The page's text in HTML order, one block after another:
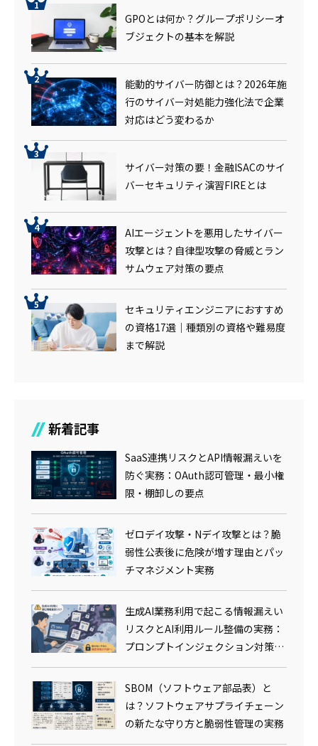
GPOとは何か？グループポリシーオ
ブジェクトの基本を解説
能動的サイバー防御とは？2026年施
行のサイバー対処能力強化法で企業
対応はどう変わるか
サイバー対策の要！金融ISACのサイ
バーセキュリティ演習FIREとは
AIエージェントを悪用したサイバー
攻撃とは？自律型攻撃の脅威とラン
サムウェア対策の要点
セキュリティエンジニアにおすすめ
の資格17選｜種類別の資格や難易度
まで解説
新着記事
SaaS連携リスクとAPI情報漏えいを
防ぐ実務：OAuth認可管理・最小権
限・棚卸しの要点
ゼロデイ攻撃・Nデイ攻撃とは？脆
弱性公表後に危険が増す理由とパッ
チマネジメント実務
生成AI業務利用で起こる情報漏えい
リスクとAI利用ルール整備の実務：
プロンプトインジェクション対策ま
で
SBOM（ソフトウェア部品表）と
は？ソフトウェアサプライチェーン
の新たな守り方と脆弱性管理の実務